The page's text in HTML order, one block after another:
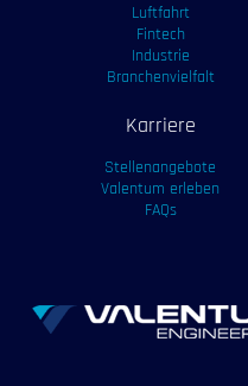
Luftfahrt
Fintech
Industrie
Branchenvielfalt
Karriere
Stellenangebote
Valentum erleben
FAQs